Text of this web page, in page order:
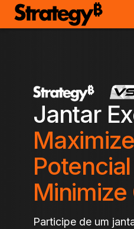
Jantar
Maximize
Participe de um